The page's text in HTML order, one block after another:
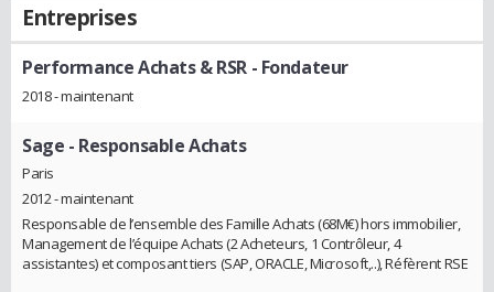
Entreprises
Performance Achats & RSR- Fondateur
2018 - maintenant
Sage - Responsable Achats
Paris
2012 - maintenant
Responsable de l’ensemble des Famille Achats (68M€) hors immobilier,
Management de l’équipe Achats (2 Acheteurs, 1 Contrôleur, 4
assistantes) et composant tiers (SAP, ORACLE, Microsoft,..), Réfèrent RSE